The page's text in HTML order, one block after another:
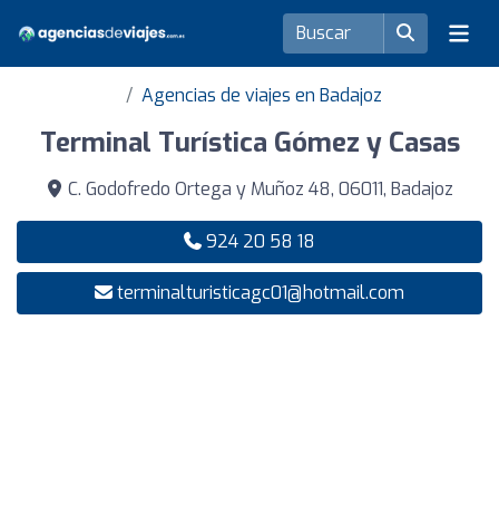
Agencias de viajes en Badajoz
Terminal Turística Gómez y Casas
C. Godofredo Ortega y Muñoz 48, 06011, Badajoz
924 20 58 18
terminalturisticagc01@hotmail.com